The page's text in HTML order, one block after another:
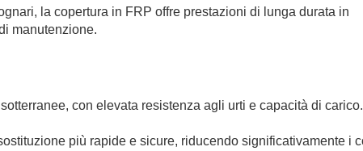
la copertura in FRP offre prestazioni di lunga durata in
manutenzione.
con elevata resistenza agli urti e capacità di carico.
più rapide e sicure, riducendo significativamente i